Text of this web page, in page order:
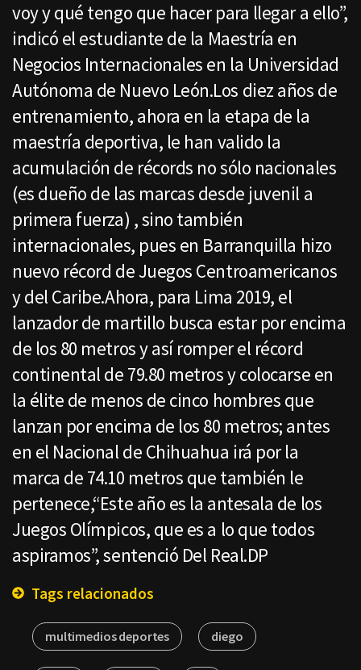
voy y qué tengo que hacer para llegar a ello”,
indicó el estudiante de la Maestría en
Negocios Internacionales en la Universidad
Autónoma de Nuevo León.Los diez años de
entrenamiento, ahora en la etapa de la
maestría deportiva, le han valido la
acumulación de récords no sólo nacionales
(es dueño de las marcas desde juvenil a
primera fuerza) , sino también
internacionales, pues en Barranquilla hizo
nuevo récord de Juegos Centroamericanos
y del Caribe.Ahora, para Lima 2019, el
lanzador de martillo busca estar por encima
de los 80 metros y así romper el récord
continental de 79.80 metros y colocarse en
la élite de menos de cinco hombres que
lanzan por encima de los 80 metros; antes
en el Nacional de Chihuahua irá por la
marca de 74.10 metros que también le
pertenece,“Este año es la antesala de los
Juegos Olímpicos, que es a lo que todos
aspiramos”, sentenció Del Real.DP
Tags relacionados
multimedios deportes diego